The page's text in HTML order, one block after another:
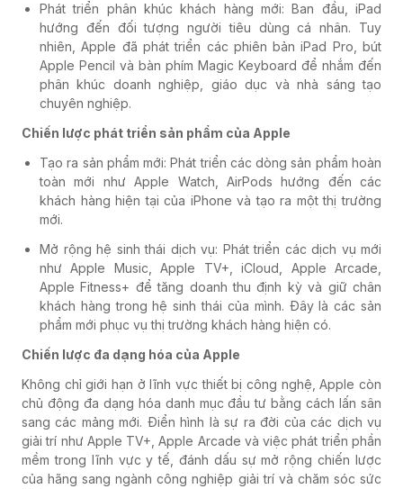
Phát triển phân khúc khách hàng mới: Ban đầu, iPad
hướng đến đối tượng người tiêu dùng cá nhân. Tuy
nhiên, Apple đã phát triển các phiên bản iPad Pro, bút
Apple Pencil và bàn phím Magic Keyboard để nhắm đến
phân khúc doanh nghiệp, giáo dục và nhà sáng tạo
chuyên nghiệp.
Chiến lược phát triển sản phẩm của Apple
Tạo ra sản phẩm mới: Phát triển các dòng sản phẩm hoàn
toàn mới như Apple Watch, AirPods hướng đến các
khách hàng hiện tại của iPhone và tạo ra một thị trường
mới.
Mở rộng hệ sinh thái dịch vụ: Phát triển các dịch vụ mới
như Apple Music, Apple TV+, iCloud, Apple Arcade,
Apple Fitness+ để tăng doanh thu định kỳ và giữ chân
khách hàng trong hệ sinh thái của mình. Đây là các sản
phẩm mới phục vụ thị trường khách hàng hiện có.
Chiến lược đa dạng hóa của Apple
Không chỉ giới hạn ở lĩnh vực thiết bị công nghệ, Apple còn
chủ động đa dạng hóa danh mục đầu tư bằng cách lấn sân
sang các mảng mới. Điển hình là sự ra đời của các dịch vụ
giải trí như Apple TV+, Apple Arcade và việc phát triển phần
mềm trong lĩnh vực y tế, đánh dấu sự mở rộng chiến lược
của hãng sang ngành công nghiệp giải trí và chăm sóc sức